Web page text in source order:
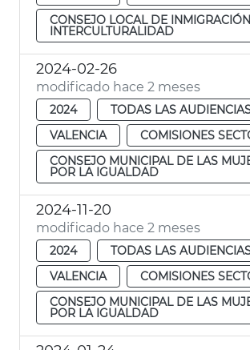
CONSEJO LOCAL DE
INTERCULTURALIDAD
2024-02-26
modificado hace 2 meses
2024
TODAS LAS
VALENCIA
COMISIONES
CONSEJO MUNICIPAL DE LAS
POR LA IGUALDAD
2024-11-20
modificado hace 2 meses
2024
TODAS LAS
VALENCIA
COMISIONES
CONSEJO MUNICIPAL DE LAS
POR LA IGUALDAD